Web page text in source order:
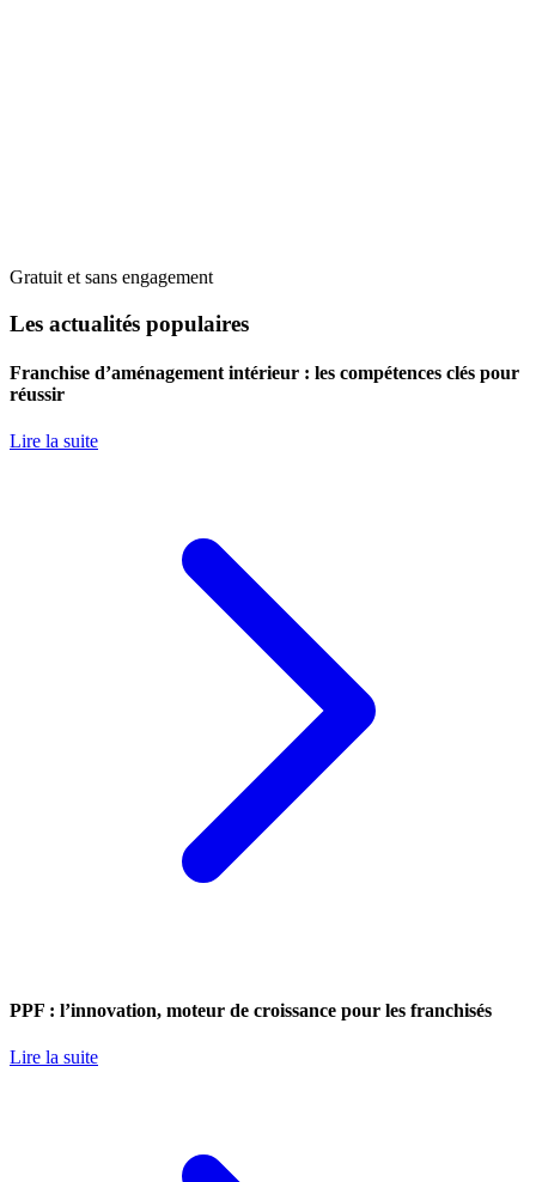
Gratuit et sans engagement
Les actualités populaires
Franchise d’aménagement intérieur : les compétences clés pour
réussir
Lire la suite
PPF : l’innovation, moteur de croissance pour les franchisés
Lire la suite